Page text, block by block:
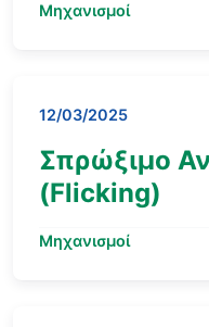
Μηχανισμοί
12/03/2025
Σπρώξιμο
(Flicking)
Μηχανισμοί